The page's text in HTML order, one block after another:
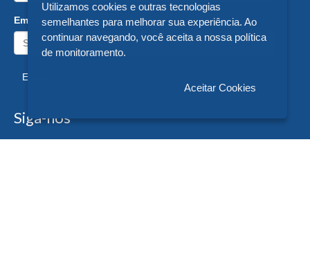
Email:
Enviar
Siga-nos
Utilizamos cookies e outras tecnologias
semelhantes para melhorar sua experiência. Ao
continuar navegando, você aceita a nossa política
de monitoramento.
Aceitar Cookies